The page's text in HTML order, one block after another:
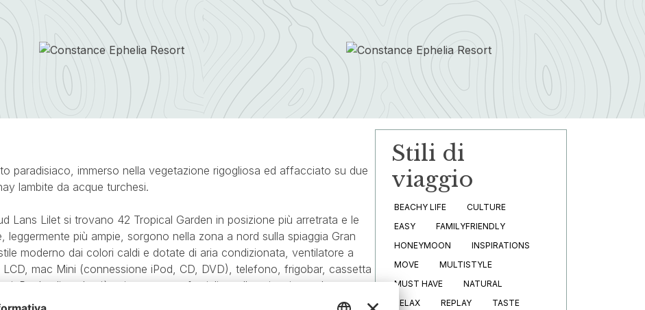
paradisiaco, immerso nella vegetazione rigogliosa ed affacciato su due
lambite da acque turchesi.
Lans Lilet si trovano 42 Tropical Garden in posizione più arretrata e le
più ampie, sorgono nella zona a nord sulla spiaggia Gran
moderno dai colori caldi e dotate di aria condizionata, ventilatore a
mac Mini (connessione iPod, CD, DVD), telefono, frigobar, cassetta
Per la clientela più esigente o per famiglie, sulla spiaggia nord sorgono
con piscina privata.
Stili di
viaggio
BEACHY LIFE
CULTURE
EASY
FAMILYFRIENDLY
HONEYMOON
INSPIRATIONS
MOVE
MULTISTYLE
MUST HAVE
NATURAL
RELAX
REPLAY
TASTE